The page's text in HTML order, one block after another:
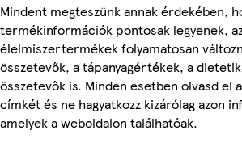
Mindent megteszünk annak érdekében,
termékinformációk pontosak legyenek,
élelmiszertermékek folyamatosan
összetevők, a tápanyagértékek, a
összetevők is. Minden esetben olvasd el
címkét és ne hagyatkozz kizárólag azon
amelyek a weboldalon találhatóak.